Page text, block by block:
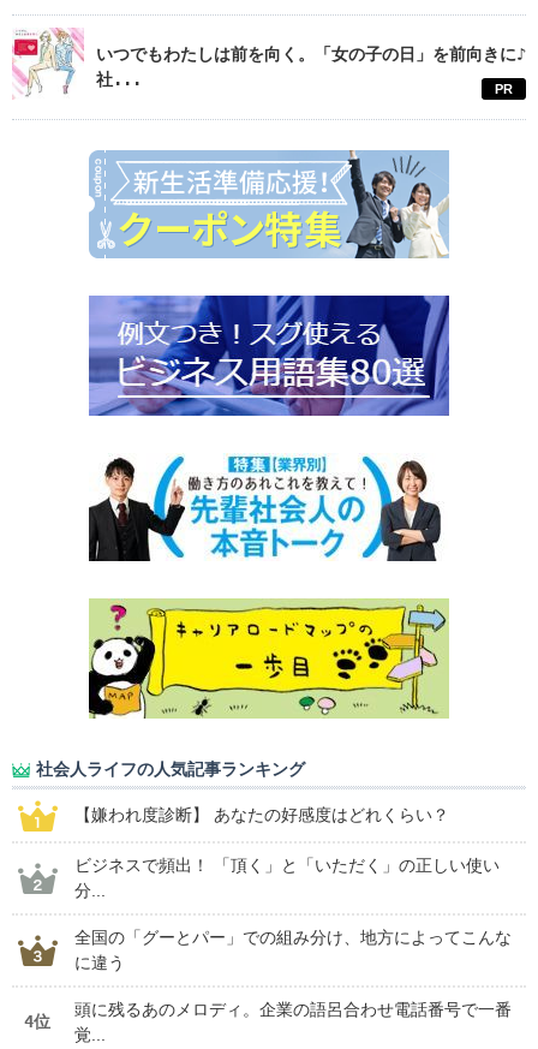
いつでもわたしは前を向く。「女の子の日」を前向きに♪
社...
PR
社会人ライフの人気記事ランキング
【嫌われ度診断】 あなたの好感度はどれくらい？
ビジネスで頻出！ 「頂く」と「いただく」の正しい使い
分...
全国の「グーとパー」での組み分け、地方によってこんな
に違う
4位
頭に残るあのメロディ。企業の語呂合わせ電話番号で一番
覚...